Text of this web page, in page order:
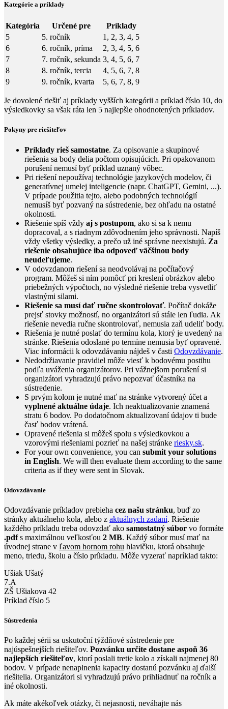
Kategórie a príklady
Kategória Určené pre
Príklady
5
5. ročník
1, 2, 3, 4, 5
6
6. ročník, príma
2, 3, 4, 5, 6
7
7. ročník, sekunda 3, 4, 5, 6, 7
8
8. ročník, tercia
4, 5, 6, 7, 8
9
9. ročník, kvarta 5, 6, 7, 8, 9
Je dovolené riešiť aj príklady vyšších kategórii a príklad číslo 10, do
výsledkovky sa však ráta len 5 najlepšie ohodnotených príkladov.
Pokyny pre riešiteľov
Príklady rieš samostatne. Za opisovanie a skupinové
riešenia sa body delia počtom opisujúcich. Pri opakovanom
porušení nemusí byť príklad uznaný vôbec.
Pri riešení nepoužívaj technológie jazykových modelov, či
generatívnej umelej inteligencie (napr. ChatGPT, Gemini, ...).
V prípade použitia tejto, alebo podobných technológií
nemusíš byť pozvaný na sústredenie, bez ohľadu na ostatné
okolnosti.
Riešenie spíš vždy aj s postupom, ako si sa k nemu
dopracoval, a s riadnym zdôvodnením jeho správnosti. Napíš
vždy všetky výsledky, a prečo už iné správne neexistujú. Za
riešenie obsahujúce iba odpoveď väčšinou body
neudeľujeme.
V odovzdanom riešení sa neodvolávaj na počítačový
program. Môžeš si ním pomôcť pri kreslení obrázkov alebo
priebežných výpočtoch, no výsledné riešenie treba vysvetliť
vlastnými silami.
Riešenie sa musí dať ručne skontrolovať. Počítač dokáže
prejsť stovky možností, no organizátori sú stále len ľudia. Ak
riešenie nevedia ručne skontrolovať, nemusia zaň udeliť body.
Riešenia je nutné poslať do termínu kola, ktorý je uvedený na
stránke. Riešenia odoslané po termíne nemusia byť opravené.
Viac informácii k odovzdávaniu nájdeš v časti Odovzdávanie.
Nedodržiavanie pravidiel môže viesť k bodovému postihu
podľa uváženia organizátorov. Pri vážnejšom porušení si
organizátori vyhradzujú právo nepozvať účastníka na
sústredenie.
S prvým kolom je nutné mať na stránke vytvorený účet a
vyplnené aktuálne údaje. Ich neaktualizovanie znamená
stratu 6 bodov. Po dodatočnom aktualizovaní údajov ti bude
časť bodov vrátená.
Opravené riešenia si môžeš spolu s výsledkovkou a
vzorovými riešeniami pozrieť na našej stránke riesky.sk.
For your own convenience, you can submit your solutions
in English. We will then evaluate them according to the same
criteria as if they were sent in Slovak.
Odovzdávanie
Odovzdávanie príkladov prebieha cez našu stránku, buď zo
stránky aktuálneho kola, alebo z aktuálnych zadaní. Riešenie
každého príkladu treba odovzdať ako samostatný súbor vo formáte
.pdfs maximálnou veľkosťou 2 MB. Každý súbor musí mať na
úvodnej strane v ľavom hornom rohu hlavičku, ktorá obsahuje
meno, triedu, školu a číslo príkladu. Môže vyzerať napríklad takto:
Ušiak Ušatý
7.A
ZŠ Ušiakova 42
Príklad číslo 5
Sústredenia
Po každej sérii sa uskutoční týždňové sústredenie pre
najúspešnejších riešiteľov. Pozvánku určite dostane aspoň 36
najlepších riešiteľov, ktorí poslali tretie kolo a získali najmenej 80
bodov. V prípade nenaplnenia kapacity dostanú pozvánku aj ďalší
riešitelia. Organizátori si vyhradzujú právo prihliadnuť na ročník a
iné okolnosti.
Ak máte akékoľvek otázky, či nejasnosti, neváhajte nás